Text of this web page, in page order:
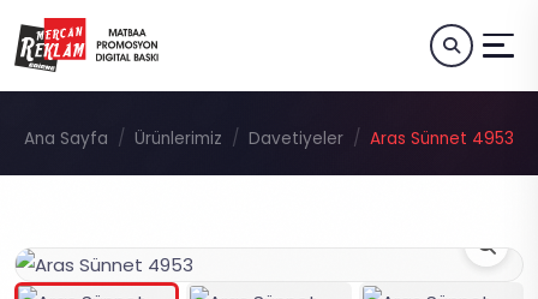
Ana Sayfa Ürünlerimiz Davetiyeler Aras Sünnet 4953